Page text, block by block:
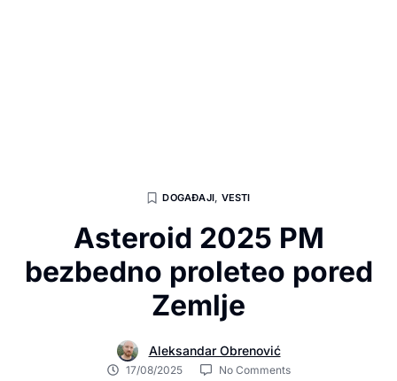
DOGAĐAJI, VESTI
Asteroid 2025 PM
bezbedno proleteo pored
Zemlje
Aleksandar Obrenović
17/08/2025 No Comments